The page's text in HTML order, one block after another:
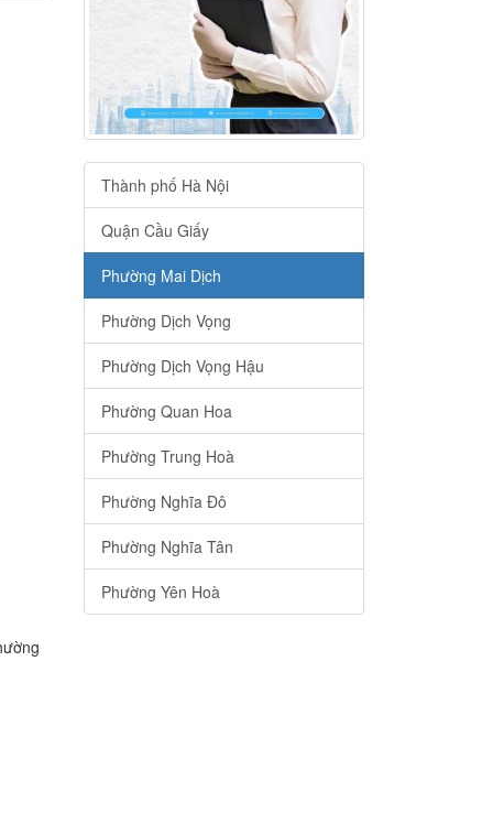
Thành phố Hà Nội
Quận Cầu Giấy
Phường Mai Dịch
Phường Dịch Vọng
Phường Dịch Vọng Hậu
Phường Quan Hoa
Phường Trung Hoà
Phường Nghĩa Đô
Phường Nghĩa Tân
Phường Yên Hoà